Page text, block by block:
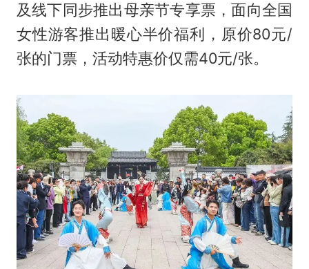
及线下同步推出母亲节专享票，面向全国
女性游客推出暖心半价福利，原价80元/
张的门票，活动特惠价仅需40元/张。